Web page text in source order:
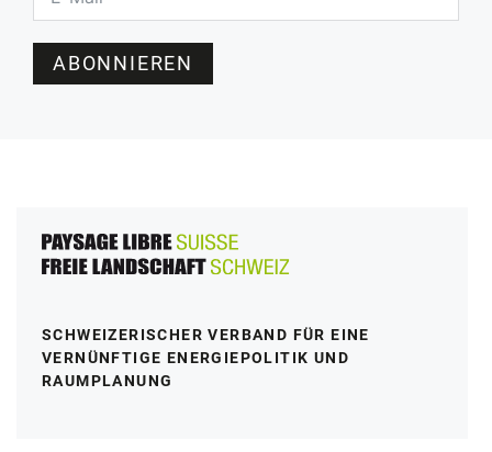
ABONNIEREN
SCHWEIZERISCHER VERBAND FÜR EINE
VERNÜNFTIGE ENERGIEPOLITIK UND
RAUMPLANUNG